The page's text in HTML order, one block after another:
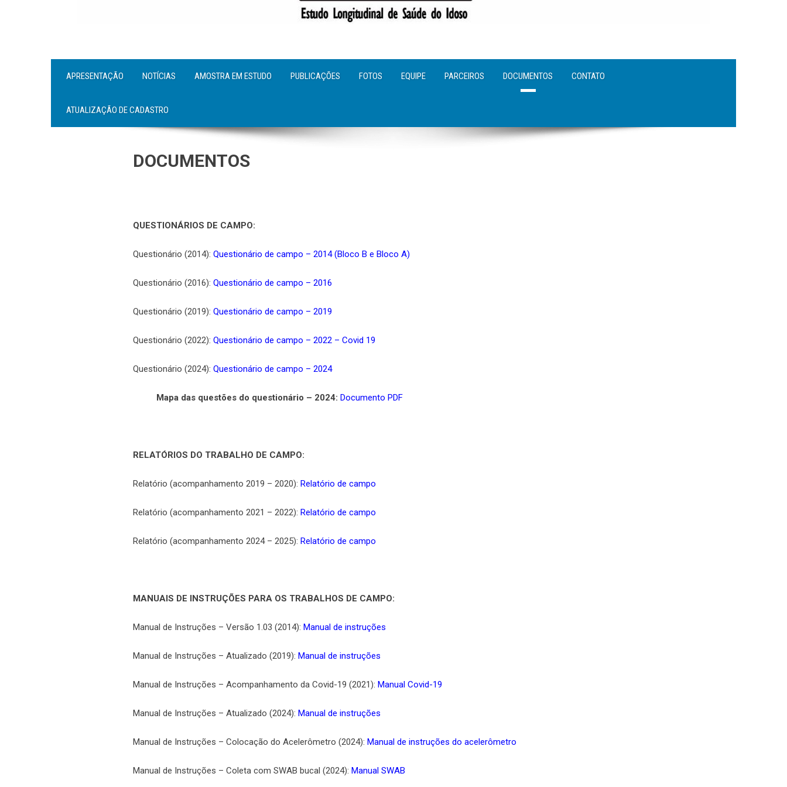
APRESENTAÇÃO NOTÍCIAS AMOSTRA EM ESTUDO PUBLICAÇÕES FOTOS EQUIPE PARCEIROS DOCUMENTOS CONTATO
ATUALIZAÇÃO DE CADASTRO
DOCUMENTOS
QUESTIONÁRIOS DE CAMPO:
Questionário (2014):Questionário de campo – 2014 (Bloco B e Bloco A)
Questionário (2016): Questionário de campo – 2016
Questionário (2019):Questionário de campo – 2019
Questionário (2022):Questionário de campo – 2022 – Covid 19
Questionário (2024):Questionário de campo – 2024
Mapa das questões do questionário – 2024:Documento PDF
RELATÓRIOS DO TRABALHO DE CAMPO:
Relatório (acompanhamento 2019 – 2020):Relatório de campo
Relatório (acompanhamento 2021 – 2022):Relatório de campo
Relatório (acompanhamento 2024 – 2025):Relatório de campo
MANUAIS DE INSTRUÇÕES PARA OS TRABALHOS DE CAMPO:
Manual de Instruções – Versão 1.03 (2014):Manual de instruções
Manual de Instruções – Atualizado (2019):Manual de instruções
Manual de Instruções – Acompanhamento da Covid-19 (2021):Manual Covid-19
Manual de Instruções – Atualizado (2024):Manual de instruções
Manual de Instruções – Colocação do Acelerômetro (2024): Manual de instruções do acelerômetro
Manual de Instruções – Coleta com SWAB bucal (2024):Manual SWAB